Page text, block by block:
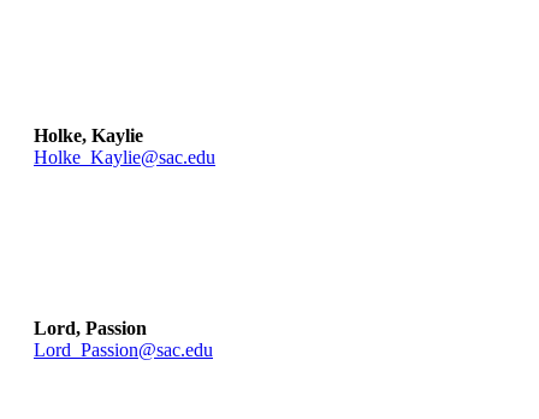
Holke, Kaylie
Holke_Kaylie@sac.edu
Lord, Passion
Lord_Passion@sac.edu